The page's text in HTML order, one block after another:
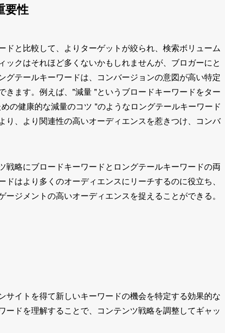
要性
ドと比較して、よりターゲットが絞られ、検索ボリューム
クはそれほど多くないかもしれませんが、ブロガーにと
グテールキーワードは、コンバージョンの意図が高い特定
ます。例えば、"減量 "というブロードキーワードをター
の健康的な減量のコツ "のようなロングテールキーワード
り、より関連性の高いオーディエンスを惹きつけ、コンバ
戦略にブロードキーワードとロングテールキーワードの両
はより多くのオーディエンスにリーチするのに役立ち、
ジメントの高いオーディエンスを捉えることができる。
イトを得て新しいキーワードの機会を特定する効果的な
ドを理解することで、コンテンツ戦略を調整してギャッ